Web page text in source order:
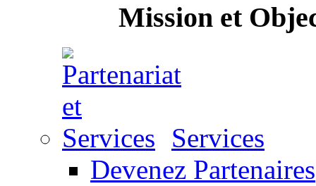
Mission et
Services
Devenez Partenaires